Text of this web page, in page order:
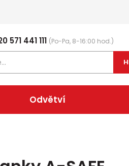
571 441 111 (Po-Pa, 8-16:00 hod.)
Odvětví